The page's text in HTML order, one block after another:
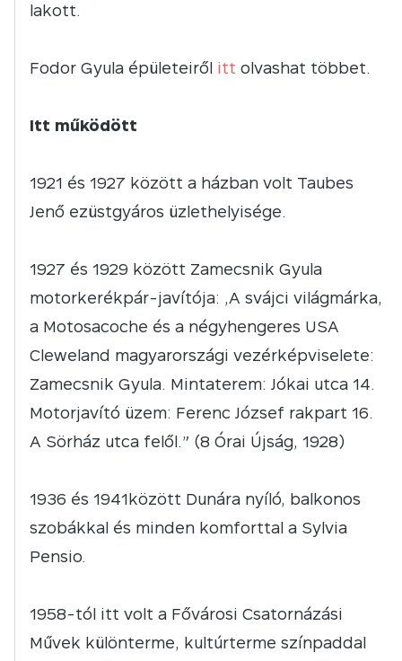
lakott.
Fodor Gyula épületeiről itt olvashat többet.
Itt működött
1921 és 1927 között a házban volt Taubes
Jenő ezüstgyáros üzlethelyisége.
1927 és 1929 között Zamecsnik Gyula
motorkerékpár-javítója: „A svájci világmárka,
a Motosacoche és a négyhengeres USA
Cleweland magyarországi vezérképviselete:
Zamecsnik Gyula. Mintaterem: Jókai utca 14.
Motorjavító üzem: Ferenc József rakpart 16.
A Sörház utca felől.” (8 Órai Újság, 1928)
1936 és 1941között Dunára nyíló, balkonos
szobákkal és minden komforttal a Sylvia
Pensio.
1958-tól itt volt a Fővárosi Csatornázási
Művek különterme, kultúrterme színpaddal